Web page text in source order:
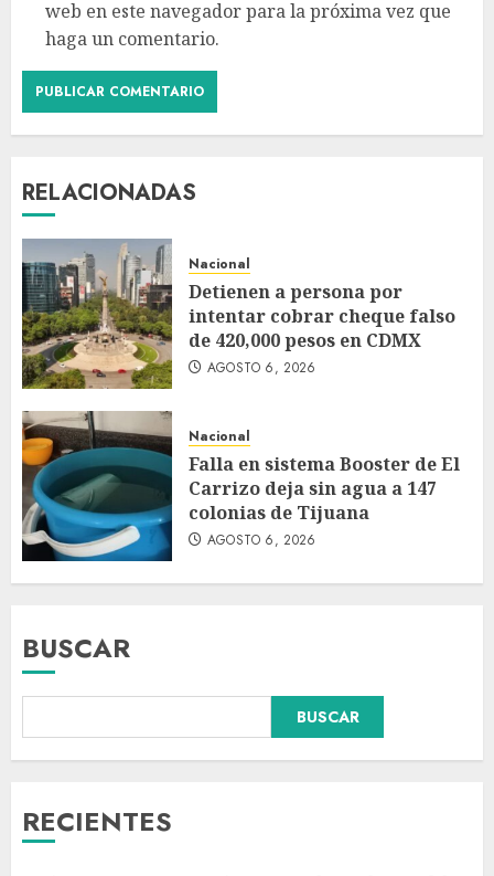
web en este navegador para la próxima vez que
haga un comentario.
RELACIONADAS
Nacional
Detienen a persona por
intentar cobrar cheque falso
de 420,000 pesos en CDMX
AGOSTO 6, 2026
Nacional
Falla en sistema Booster de El
Carrizo deja sin agua a 147
colonias de Tijuana
AGOSTO 6, 2026
BUSCAR
BUSCAR
RECIENTES
Falla en sistema Booster de El
Carrizo deja sin agua a 147